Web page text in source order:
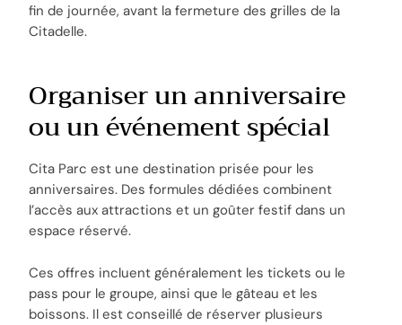
fin de journée, avant la fermeture des grilles de la
Citadelle.
Organiser un anniversaire
ou un événement spécial
Cita Parc est une destination prisée pour les
anniversaires. Des formules dédiées combinent
l’accès aux attractions et un goûter festif dans un
espace réservé.
Ces offres incluent généralement les tickets ou le
pass pour le groupe, ainsi que le gâteau et les
boissons. Il est conseillé de réserver plusieurs